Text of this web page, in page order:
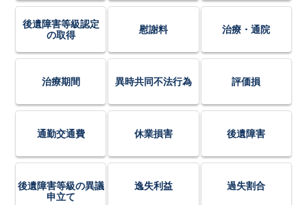
後遺障害等級認定
の取得
慰謝料 治療・通院
治療期間 異時共同不法行為 評価損
通勤交通費 休業損害 後遺障害
後遺障害等級の異議
申立て
逸失利益 過失割合